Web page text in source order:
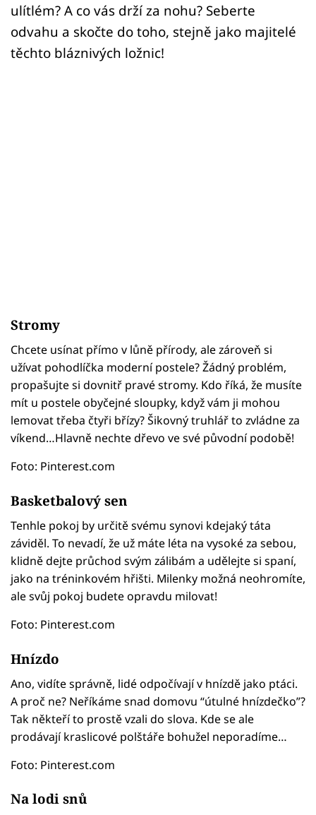
ulítlém? A co vás drží za nohu? Seberte
odvahu a skočte do toho, stejně jako majitelé
těchto bláznivých ložnic!
Stromy
Chcete usínat přímo v lůně přírody, ale zároveň si
užívat pohodlíčka moderní postele? Žádný problém,
propašujte si dovnitř pravé stromy. Kdo říká, že musíte
mít u postele obyčejné sloupky, když vám ji mohou
lemovat třeba čtyři břízy? Šikovný truhlář to zvládne za
víkend…Hlavně nechte dřevo ve své původní podobě!
Foto: Pinterest.com
Basketbalový sen
Tenhle pokoj by určitě svému synovi kdejaký táta
záviděl. To nevadí, že už máte léta na vysoké za sebou,
klidně dejte průchod svým zálibám a udělejte si spaní,
jako na tréninkovém hřišti. Milenky možná neohromíte,
ale svůj pokoj budete opravdu milovat!
Foto: Pinterest.com
Hnízdo
Ano, vidíte správně, lidé odpočívají v hnízdě jako ptáci.
A proč ne? Neříkáme snad domovu “útulné hnízdečko”?
Tak někteří to prostě vzali do slova. Kde se ale
prodávají kraslicové polštáře bohužel neporadíme…
Foto: Pinterest.com
Na lodi snů